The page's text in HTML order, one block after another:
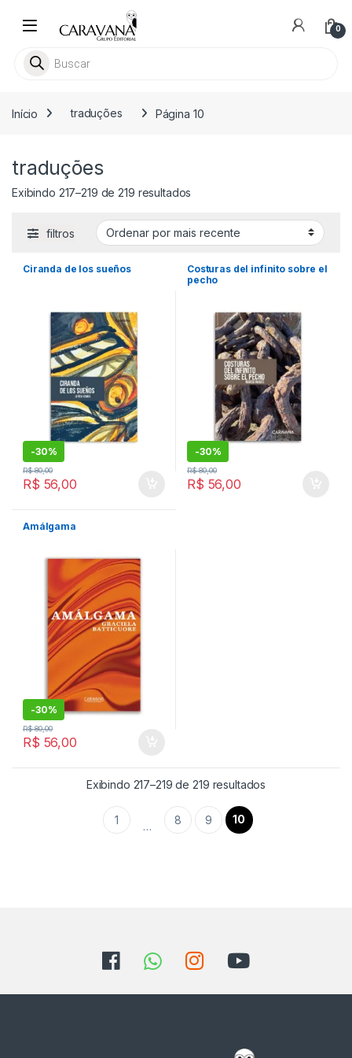
0
Pesquisar livros
Início traduções Página 10
traduções
Exibindo 217–219 de 219 resultados
filtros
Ciranda de los sueños
-30%
R$ 56,00
R$80,00
Costuras del infinito sobre el
pecho
-30%
R$ 56,00
R$80,00
Amálgama
-30%
R$ 56,00
R$80,00
Exibindo 217–219 de 219 resultados
1 … 8 9 10